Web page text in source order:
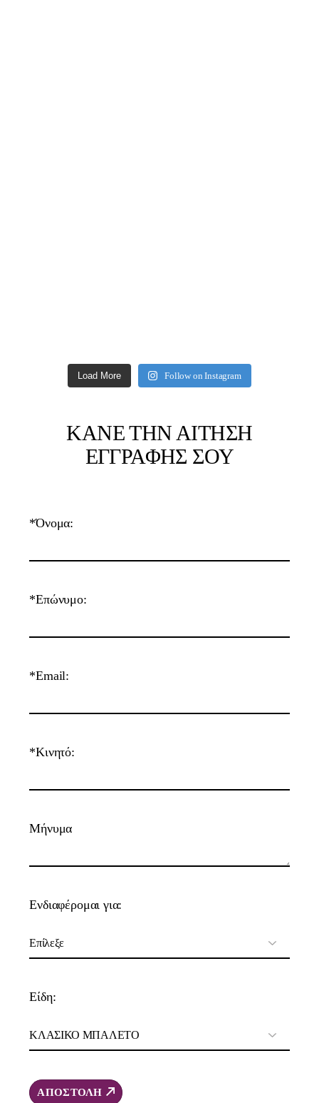
Load More Follow on Instagram
ΚΑΝΕ ΤΗΝ ΑΙΤΗΣΗ
ΕΓΓΡΑΦΗΣ ΣΟΥ
*Όνομα:
*Επώνυμο:
*Email:
*Κινητό:
Μήνυμα
Ενδιαφέρομαι για:
Είδη:
ΑΠΟΣΤΟΛΗ